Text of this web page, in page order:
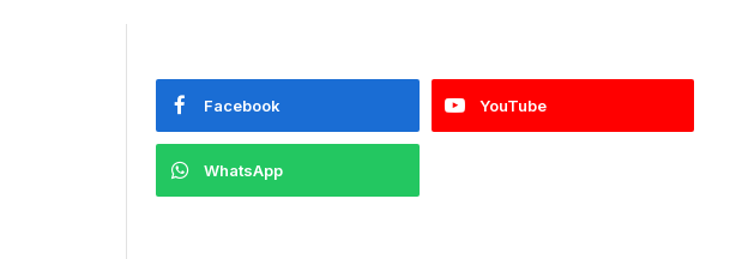
Facebook YouTube
WhatsApp